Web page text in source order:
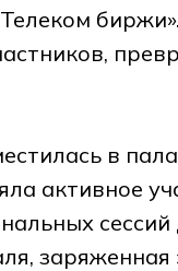
в
активное